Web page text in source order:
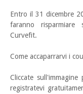
Entro il 31 dicembre
faranno risparmiare
Curvefit.
Come accaparrarvi i
Cliccate
registratevi